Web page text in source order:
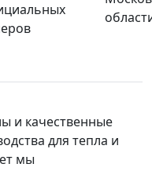
и качественные
для тепла и
мы